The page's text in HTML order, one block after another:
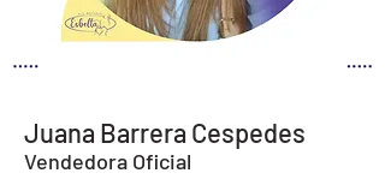
Juana Barrera Cespedes
Vendedora Oficial